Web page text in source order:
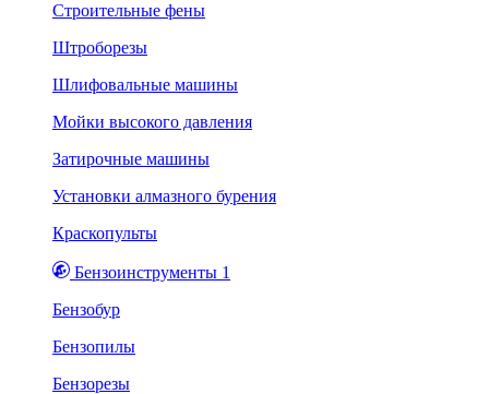
Строительные фены
Штроборезы
Шлифовальные машины
Мойки высокого давления
Затирочные машины
Установки алмазного бурения
Краскопульты
Бензоинструменты 1
Бензобур
Бензопилы
Бензорезы